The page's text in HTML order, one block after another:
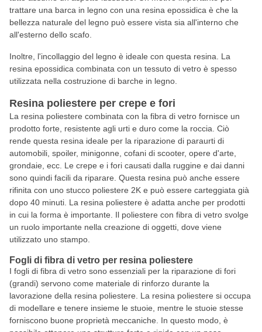
trattare una barca in legno con una resina epossidica è che la
bellezza naturale del legno può essere vista sia all'interno che
all'esterno dello scafo.
Inoltre, l'incollaggio del legno è ideale con questa resina. La
resina epossidica combinata con un tessuto di vetro è spesso
utilizzata nella costruzione di barche in legno.
Resina poliestere per crepe e fori
La resina poliestere combinata con la fibra di vetro fornisce un
prodotto forte, resistente agli urti e duro come la roccia. Ciò
rende questa resina ideale per la riparazione di paraurti di
automobili, spoiler, minigonne, cofani di scooter, opere d'arte,
grondaie, ecc. Le crepe e i fori causati dalla ruggine e dai danni
sono quindi facili da riparare. Questa resina può anche essere
rifinita con uno stucco poliestere 2K e può essere carteggiata già
dopo 40 minuti. La resina poliestere è adatta anche per prodotti
in cui la forma è importante. Il poliestere con fibra di vetro svolge
un ruolo importante nella creazione di oggetti, dove viene
utilizzato uno stampo.
Fogli di fibra di vetro per resina poliestere
I fogli di fibra di vetro sono essenziali per la riparazione di fori
(grandi) servono come materiale di rinforzo durante la
lavorazione della resina poliestere. La resina poliestere si occupa
di modellare e tenere insieme le stuoie, mentre le stuoie stesse
forniscono buone proprietà meccaniche. In questo modo, è